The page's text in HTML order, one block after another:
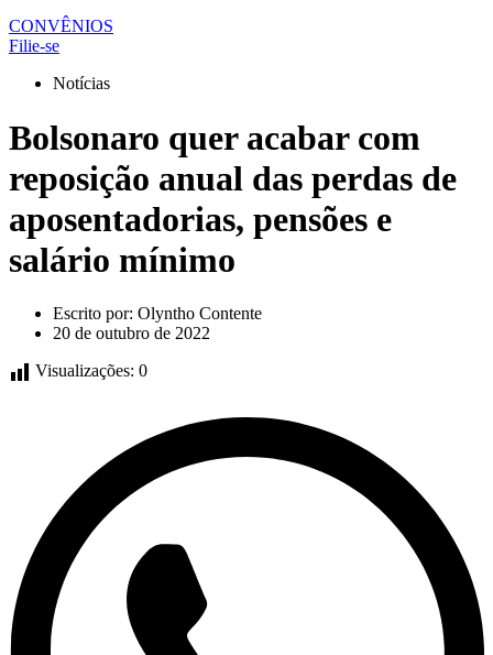
CONVÊNIOS
Filie-se
Notícias
Bolsonaro quer acabar com
reposição anual das perdas de
aposentadorias, pensões e
salário mínimo
Escrito por: Olyntho Contente
20 de outubro de 2022
Visualizações: 0